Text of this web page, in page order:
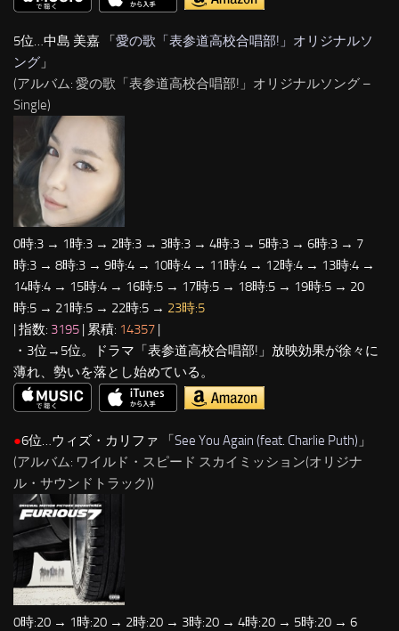
5位…中島 美嘉 「 愛の歌「表参道高校合唱部!」オリジナルソ
ング 」
(アルバム: 愛の歌「表参道高校合唱部!」オリジナルソング –
Single)
0時:3 → 1時:3 → 2時:3 → 3時:3 → 4時:3 → 5時:3 → 6時:3 → 7
時:3 → 8時:3 → 9時:4 → 10時:4 → 11時:4 → 12時:4 → 13時:4 →
14時:4 → 15時:4 → 16時:5 → 17時:5 → 18時:5 → 19時:5 → 20
時:5 → 21時:5 → 22時:5 → 23時:5
| 指数: 3195 | 累積: 14357
・3位→5位。ドラマ「表参道高校合唱部!」放映効果が徐々に
薄れ、勢いを落とし始めている。
●6位…ウィズ・カリファ 「See You Again (feat. Charlie Puth) 」
(アルバム: ワイルド・スピード スカイミッション(オリジナ
ル・サウンドトラック))
0時:20 → 1時:20 → 2時:20 → 3時:20 → 4時:20 → 5時:20 → 6